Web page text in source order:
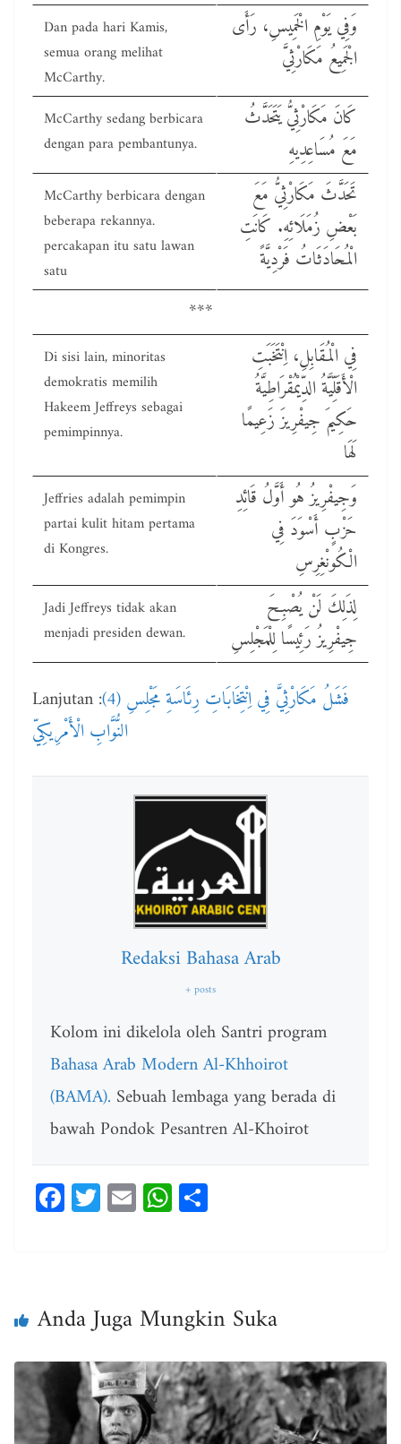
Dan pada hari Kamis,
semua orang melihat
McCarthy.
وَفِي يَوْمِ الْخَمِيسِ، رَأَى
الْجَمِيعُ مَكَارْثِيَّ
McCarthy sedang berbicara
dengan para pembantunya.
كَانَ مَكَارْثِيُّ يَتَحَدَّثُ
مَعَ مُسَاعِدِيهِ
McCarthy berbicara dengan
beberapa rekannya.
percakapan itu satu lawan
satu
تَحَدَّثَ مَكَارْثِيُّ مَعَ
بَعْضِ زُمَلَائِهِ. كَانَتِ
الْمُحَادَثَاتُ فَرْدِيَّةً
***
Di sisi lain, minoritas
demokratis memilih
Hakeem Jeffreys sebagai
pemimpinnya.
فِي الْمُقَابِلِ، اِنْتَخَبَتِ
الْأَقَلِّيَّةُ الدِّيْمُقْرَاطِيَّةُ
حَكِيمَ جِيفْرِيزَ زَعِيمًا
لَهَا
Jeffries adalah pemimpin
partai kulit hitam pertama
di Kongres.
وَجِيفْرِيزُ هُو أَوَّلُ قَائِدِ
حَزْبٍ أَسْوَدَ فِي
الْكُونْغِرِسِ
Jadi Jeffreys tidak akan
menjadi presiden dewan.
لِذَلِكَ لَنْ يُصْبِحَ
جِيفْرِيزُ رَئِيسًا لِلْمَجْلِسِ
Lanjutan :(4) فَشَلُ مَكَارْثِيَّ فِي اِنْتِخَابَاتِ رِئَاسَةِ مَجْلِسِ
النُّوَّابِ الْأَمْرِيكِيّ
Redaksi Bahasa Arab
+ posts
Kolom ini dikelola oleh Santri program
Bahasa Arab Modern Al-Khhoirot
(BAMA). Sebuah lembaga yang berada di
bawah Pondok Pesantren Al-Khoirot
Fa
ce
T
wi
E
m
W
ha
pp
Anda Juga Mungkin Suka